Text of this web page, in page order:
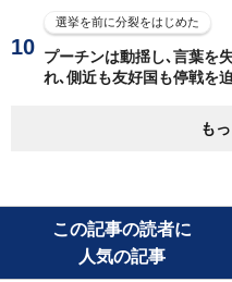
選挙を前に分裂をはじめた
プーチンは動揺し､言葉を
れ､側近も友好国も停戦を
も
この記事の読者に
人気の記事